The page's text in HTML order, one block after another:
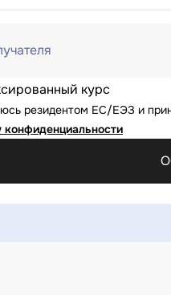
резидентом ЕС/ЕЭЗ и
конфиденциальности
курс